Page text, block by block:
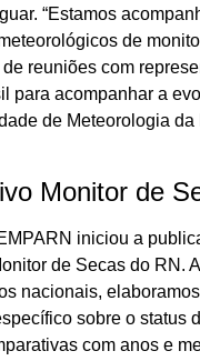
“Estamos
de
reuniões com
para acompanhar a
de Meteorologia
Monitor de
iniciou a
de Secas do RN.
nacionais,
sobre o status
com anos e